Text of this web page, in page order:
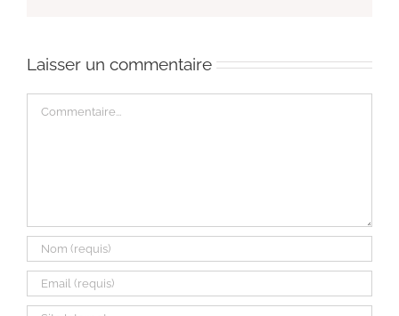
Laisser un commentaire